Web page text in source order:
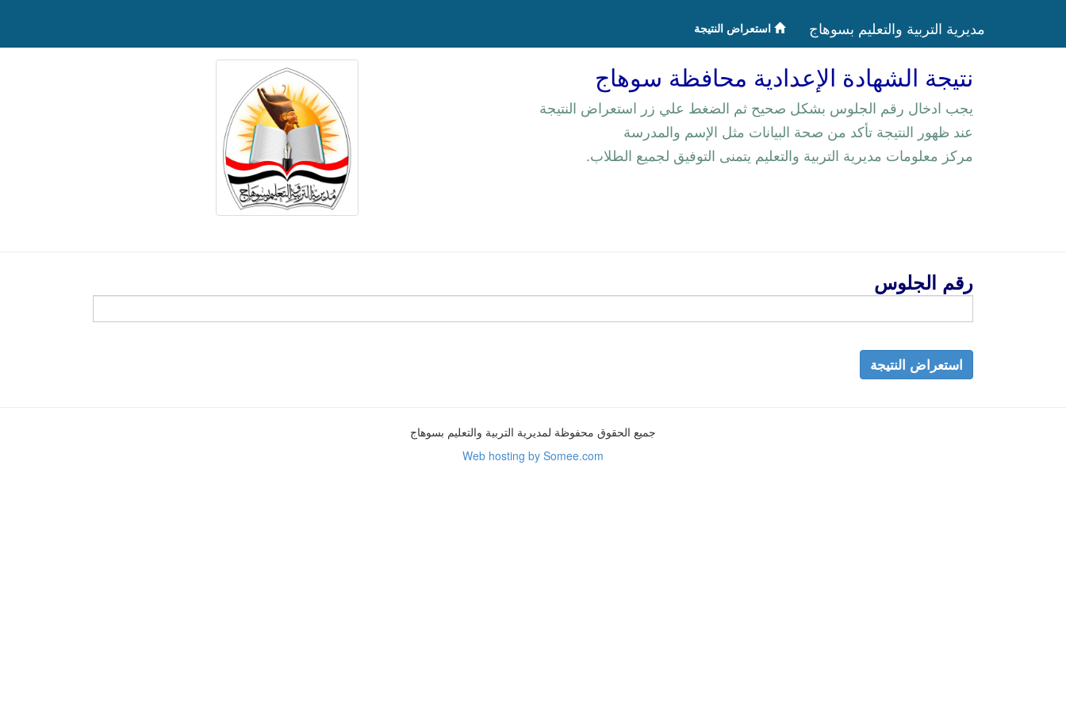
مديرية التربية والتعليم بسوهاج استعراض النتيجة
نتيجة الشهادة الإعدادية محافظة سوهاج
يجب ادخال رقم الجلوس بشكل صحيح ثم الضغط علي زر استعراض النتيجة
عند ظهور النتيجة تأكد من صحة البيانات مثل الإسم والمدرسة
مركز معلومات مديرية التربية والتعليم يتمنى التوفيق لجميع الطلاب.
رقم الجلوس
جميع الحقوق محفوظة لمديرية التربية والتعليم بسوهاج
Web hosting by Somee.com